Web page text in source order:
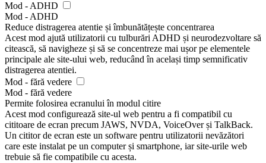
Mod - ADHD
Mod - ADHD
Reduce distragerea atentie și îmbunătățește concentrarea
Acest mod ajută utilizatorii cu tulburări ADHD și neurodezvoltare să
citească, să navigheze și să se concentreze mai ușor pe elementele
principale ale site-ului web, reducând în același timp semnificativ
distragerea atentiei.
Mod - fără vedere
Mod - fără vedere
Permite folosirea ecranului în modul citire
Acest mod configurează site-ul web pentru a fi compatibil cu
cititoare de ecran precum JAWS, NVDA, VoiceOver și TalkBack.
Un cititor de ecran este un software pentru utilizatorii nevăzători
care este instalat pe un computer și smartphone, iar site-urile web
trebuie să fie compatibile cu acesta.